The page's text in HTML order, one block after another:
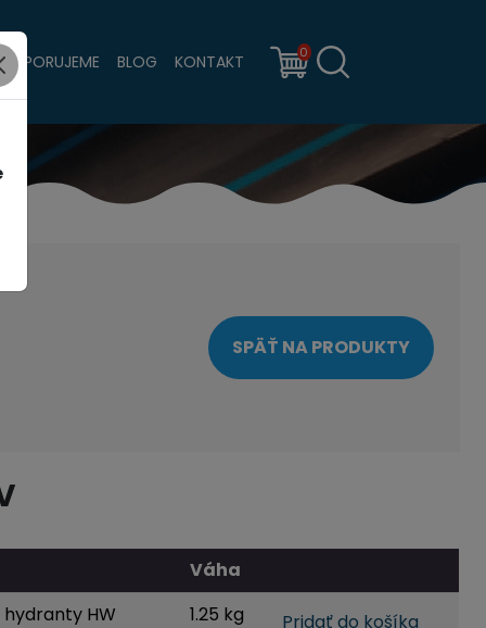
BLOG KONTAKT 0
SPÄŤ NA PRODUKTY
Váha
HW 1.25 kg Pridať do košíka